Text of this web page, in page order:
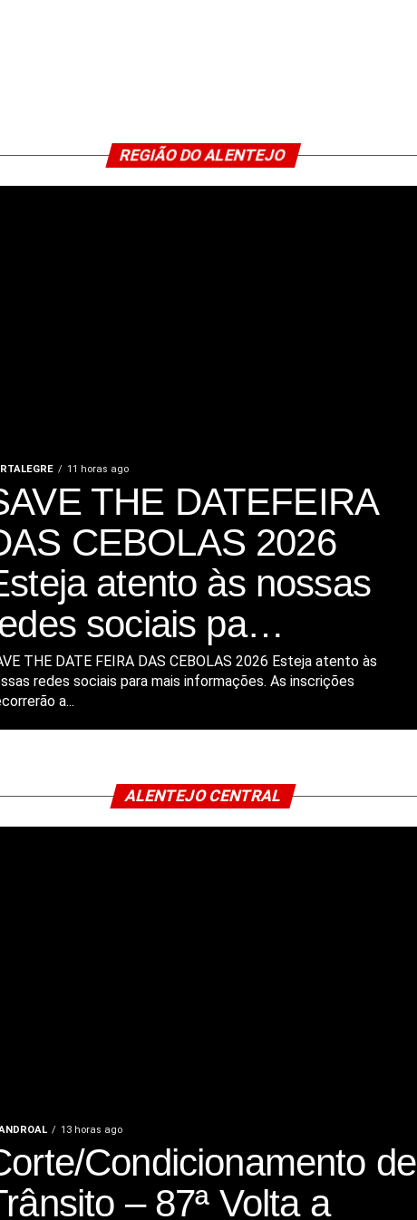
REGIÃO DO ALENTEJO
11 horas ago
THE DATEFEIRA
CEBOLAS 2026
atento às nossas
sociais pa…
THE DATE FEIRA DAS CEBOLAS 2026 Esteja atento às
redes sociais para mais informações. As inscrições
a...
ALENTEJO CENTRAL
13 horas ago
Condicionamento de
– 87ª Volta a